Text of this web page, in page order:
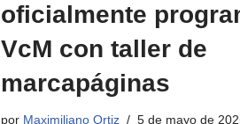
oficialmente
VcM con taller de
marcapáginas
por Maximiliano Ortiz 5 de mayo de